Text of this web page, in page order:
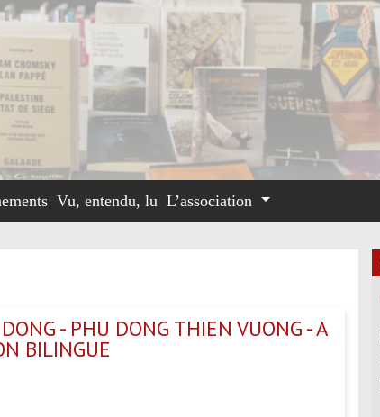
Vu, entendu, lu L’association
- PHU DONG THIEN VUONG - A
BILINGUE